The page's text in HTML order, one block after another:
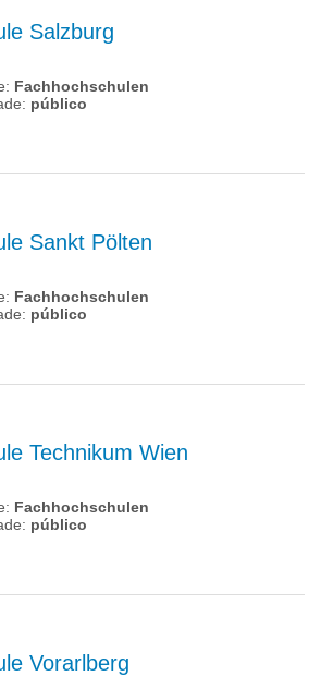
Salzburg
Fachhochschulen
público
Sankt Pölten
Fachhochschulen
público
Technikum Wien
Fachhochschulen
público
Vorarlberg